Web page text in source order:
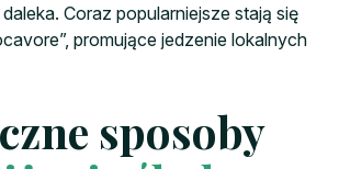
Coraz popularniejsze stają się
promujące jedzenie lokalnych
sposoby